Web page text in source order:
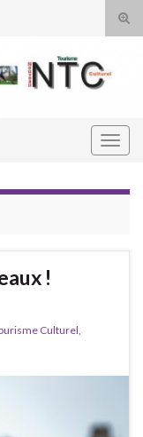
!
Culturel,